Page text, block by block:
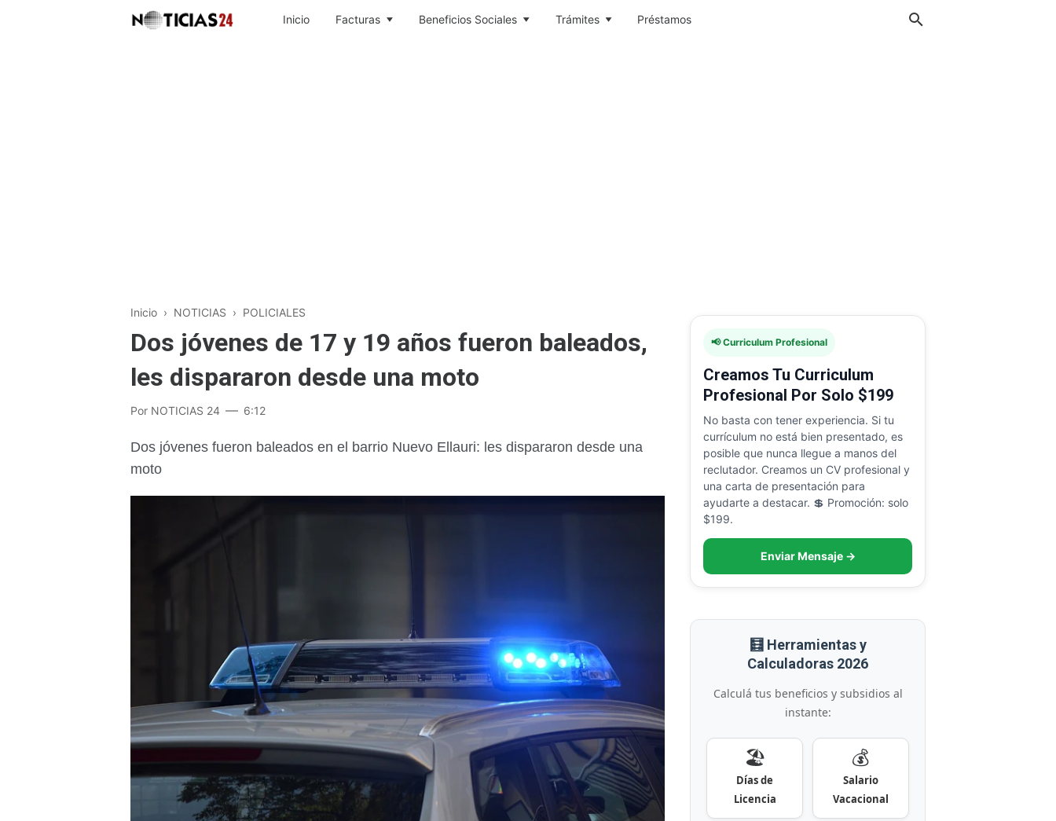
Inicio Facturas Beneficios Sociales Trámites Préstamos
Inicio › NOTICIAS › POLICIALES
Dos jóvenes de 17 y 19 años fueron baleados,
les dispararon desde una moto
Por NOTICIAS 24 6:12
Dos jóvenes fueron baleados en el barrio Nuevo Ellauri: les dispararon desde una
moto
📢 Curriculum Profesional
Creamos Tu Curriculum
Profesional Por Solo $199
No basta con tener experiencia. Si tu
currículum no está bien presentado, es
posible que nunca llegue a manos del
reclutador. Creamos un CV profesional y
una carta de presentación para
ayudarte a destacar. 💲 Promoción: solo
$199.
Enviar Mensaje →
🧮 Herramientas y
Calculadoras 2026
Calculá tus beneficios y subsidios al
instante:
🏖️
Días de
Licencia
💰
Salario
Vacacional